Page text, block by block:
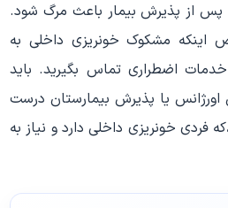
در عرض 6 ساعت پس از پذیرش بیمار باعث مرگ شود.
مشکوک خونریزی داخلی به
اضطراری تماس بگیرید. باید
اورژانس یا پذیرش بیمارستان درست
فردی خونریزی داخلی دارد و نیاز به